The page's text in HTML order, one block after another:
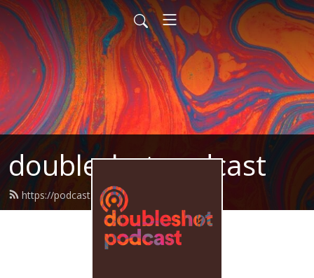
doubleshot podcast
https://podcast.doubleshot.cz/feed.xml